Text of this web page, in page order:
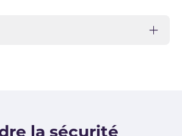
la sécurité